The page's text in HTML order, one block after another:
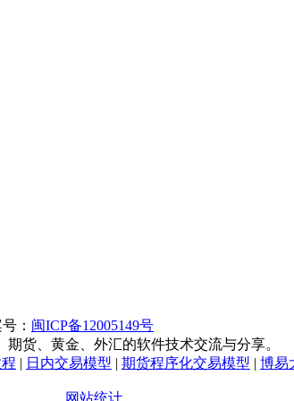
： 闽ICP备12005149号
货、黄金、外汇的软件技术交流与分享。
| 日内交易模型 | 期货程序化交易模型 | 博易
网站统计